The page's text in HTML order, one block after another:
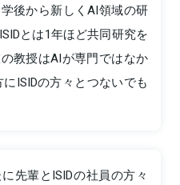
後から新しくAI領域の研
とは1年ほど共同研究を
教授はAIが専門ではなか
ISIDの方々とつないでも
先輩とISIDの社員の方々